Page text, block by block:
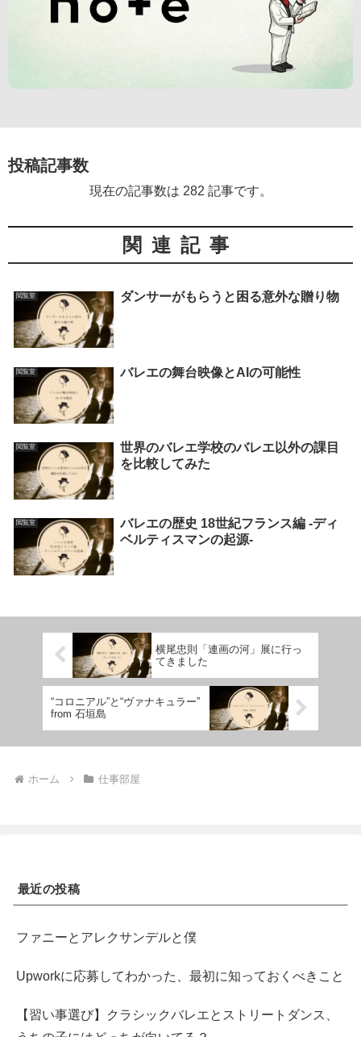
投稿記事数
現在の記事数は 282 記事です。
関連記事
閲覧室 ダンサーがもらうと困る意外な贈り物
閲覧室 バレエの舞台映像とAIの可能性
閲覧室
世界のバレエ学校のバレエ以外の課目
を比較してみた
閲覧室
バレエの歴史 18世紀フランス編 -ディ
ベルティスマンの起源-
横尾忠則「連画の河」展に行っ
てきました
“コロニアル”と“ヴァナキュラー”
from 石垣島
ホーム 仕事部屋
最近の投稿
ファニーとアレクサンデルと僕
Upworkに応募してわかった、最初に知っておくべきこと
【習い事選び】クラシックバレエとストリートダンス、